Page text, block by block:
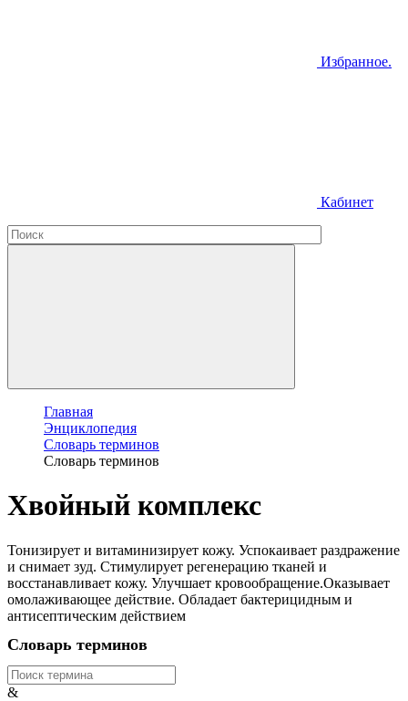
Избранное.
Кабинет
Главная
Энциклопедия
Словарь терминов
Словарь терминов
Хвойный комплекс
Тонизирует и витаминизирует кожу. Успокаивает раздражение
и снимает зуд. Стимулирует регенерацию тканей и
восстанавливает кожу. Улучшает кровообращение.Оказывает
омолаживающее действие. Обладает бактерицидным и
антисептическим действием
Словарь терминов
&